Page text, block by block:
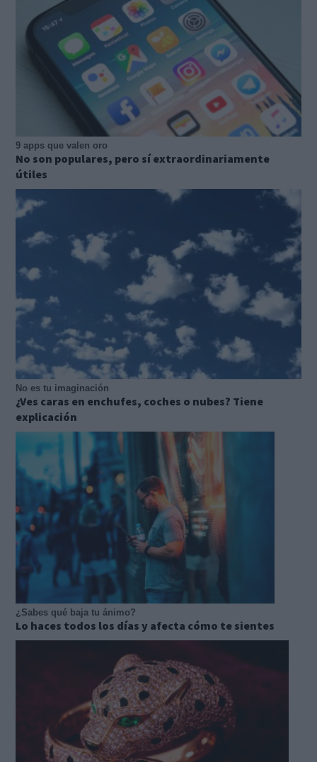
9 apps que valen oro
No son populares, pero sí extraordinariamente
útiles
No es tu imaginación
¿Ves caras en enchufes, coches o nubes? Tiene
explicación
¿Sabes qué baja tu ánimo?
Lo haces todos los días y afecta cómo te sientes